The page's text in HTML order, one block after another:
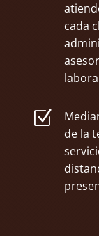
cada
Z
de la